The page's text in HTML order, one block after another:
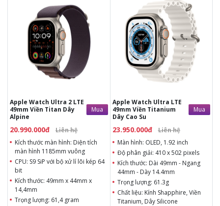
Apple Watch Ultra 2 LTE
49mm Viền Titan Dây
Alpine
Mua
20.990.000đ Liên hệ
Kích thước màn hình: Diện tích
màn hình 1185mm vuông
CPU: S9 SiP với bộ xử lí lõi kép 64
bit
Kích thước: 49mm x 44mm x
14,4mm
Trọng lượng: 61,4 gram
20.990.000đ Liên hệ
Kích thước màn hình: Diện
tích màn hình 1185mm
vuông
CPU: S9 SiP với bộ xử lí lõi
kép 64 bit
Kích thước: 49mm x 44mm
x 14,4mm
Trọng lượng: 61,4 gram
Apple Watch Ultra LTE
49mm Viền Titanium
Dây Cao Su
Mua
23.950.000đ Liên hệ
Màn hình: OLED, 1.92 inch
Độ phân giải: 410 x 502 pixels
Kích thước: Dài 49mm - Ngang
44mm - Dày 14.4mm
Trọng lượng: 61.3g
Chất liệu: Kính Shapphire, Viền
Titanium, Dây Silicone
23.950.000đ Liên hệ
Màn hình: OLED, 1.92 inch
Độ phân giải: 410 x 502
pixels
Kích thước: Dài 49mm -
Ngang 44mm - Dày
14.4mm
Trọng lượng: 61.3g
Chất liệu: Kính Shapphire,
Silicone
CPU: Apple S8
Kết nối: WiFi, Bluetooth